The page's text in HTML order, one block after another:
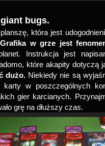
bugs.
która jest
Grafika w grze jest
Instrukcja jest
które akapity dotyczą
dużo.Niekiedy nie są
w poszczególnych
gier karcianych.
grę na dłuższy czas.